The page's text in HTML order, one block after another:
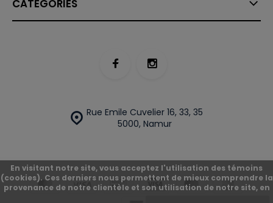
CATÉGORIES
Rue Emile Cuvelier 16, 33, 35
5000, Namur
En visitant notre site, vous acceptez l'utilisation des témoins
(cookies). Ces derniers nous permettent de mieux comprendre la
provenance de notre clientèle et son utilisation de notre site, en